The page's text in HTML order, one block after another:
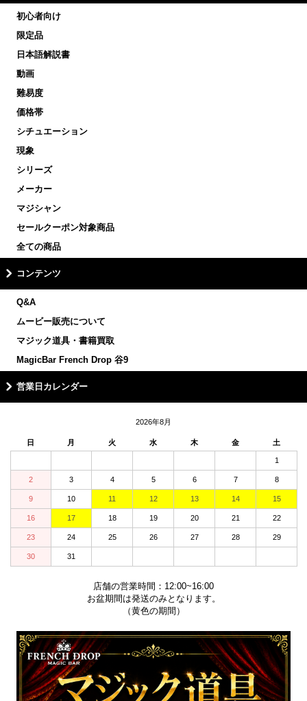
初心者向け
限定品
日本語解説書
動画
難易度
価格帯
シチュエーション
現象
シリーズ
メーカー
マジシャン
セールクーポン対象商品
全ての商品
コンテンツ
Q&A
ムービー販売について
マジック道具・書籍買取
MagicBar French Drop 谷9
営業日カレンダー
2026年8月
日 月 火 水 木 金 土
1
2 3 4 5 6 7 8
9 10 11 12 13 14 15
16 17 18 19 20 21 22
23 24 25 26 27 28 29
30 31
店舗の営業時間：12:00~16:00
お盆期間は発送のみとなります。
（黄色の期間）